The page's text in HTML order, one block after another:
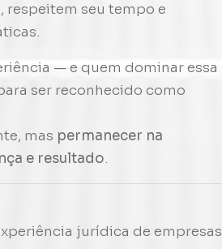
respeitem seu tempo e
— e quem dominar essa
ser reconhecido como
mas permanecer na
e resultado.
jurídica de empresas